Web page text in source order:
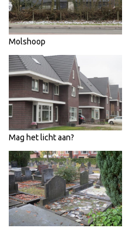
Molshoop
Mag het licht aan?